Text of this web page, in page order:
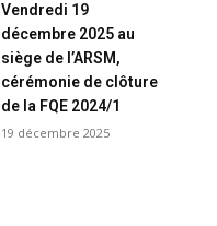
Vendredi 19
décembre 2025 au
siège de l’ARSM,
cérémonie de clôture
de la FQE 2024/1
19 décembre 2025